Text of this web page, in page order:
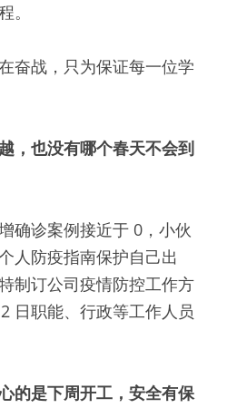
。
奋战，只为保证每一位学
，也没有哪个春天不会到
确诊案例接近于 0，小伙
人防疫指南保护自己出
制订公司疫情防控工作方
日职能、行政等工作人员
的是下周开工，安全有保